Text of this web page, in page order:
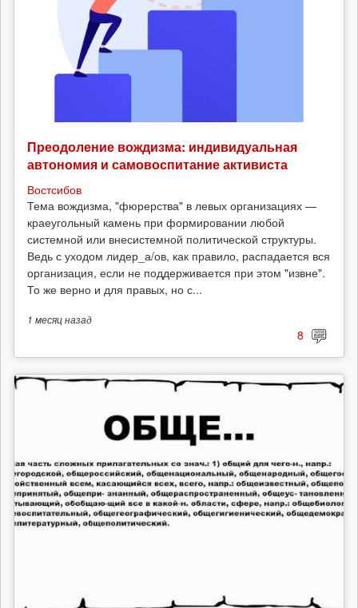
Преодоление вождизма: индивидуальная
автономия и самовоспитание активиста
Востсибов
Тема вождизма, "фюрерства" в левых организациях —
краеугольный камень при формировании любой
системной или внесистемной политической структуры.
Ведь с уходом лидер_а/ов, как правило, распадается вся
организация, если не поддерживается при этом "извне".
То же верно и для правых, но с...
1 месяцназад
8